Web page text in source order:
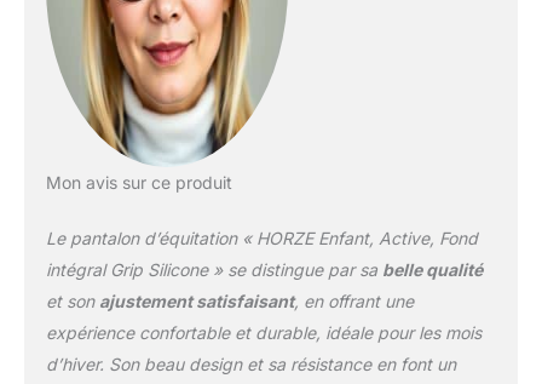
Mon avis sur ce produit
Le pantalon d’équitation « HORZE Enfant, Active, Fond
intégral Grip Silicone » se distingue par sa belle qualité
et son ajustement satisfaisant, en offrant une
expérience confortable et durable, idéale pour les mois
d’hiver. Son beau design et sa résistance en font un